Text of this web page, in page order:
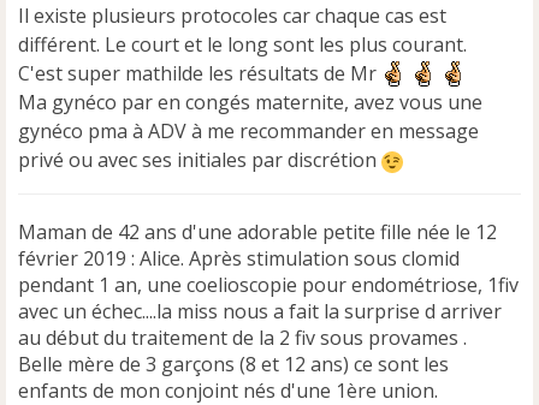
a
g
e
n
o
n
l
Il existe plusieurs protocoles car chaque cas est
différent. Le court et le long sont les plus courant.
C'est super mathilde les résultats de Mr
Ma gynéco par en congés maternite, avez vous une
gynéco pma à ADV à me recommander en message
privé ou avec ses initiales par discrétion
Maman de 42 ans d'une adorable petite fille née le 12
février 2019 : Alice. Après stimulation sous clomid
pendant 1 an, une coelioscopie pour endométriose, 1fiv
avec un échec....la miss nous a fait la surprise d arriver
au début du traitement de la 2 fiv sous provames .
Belle mère de 3 garçons (8 et 12 ans) ce sont les
enfants de mon conjoint nés d'une 1ère union.